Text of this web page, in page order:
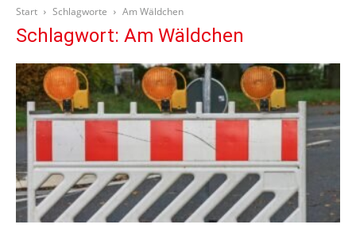
Start Schlagworte Am Wäldchen
Schlagwort: Am Wäldchen